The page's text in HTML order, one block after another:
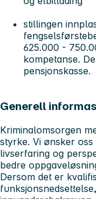
stillingen
625.000 -
kompetanse.
pensjonskasse.
Generell
Kriminalomsorgen
styrke. Vi ønsker
livserfaring og
bedre
Dersom det er